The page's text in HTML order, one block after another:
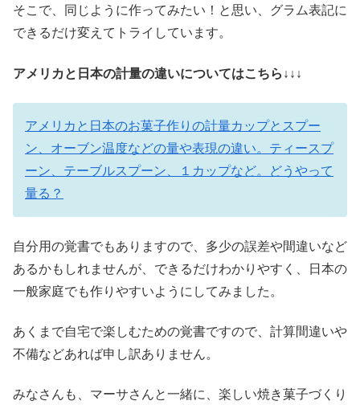
そこで、同じように作ってみたい！と思い、グラム表記に
できるだけ変えてトライしています。
アメリカと日本の計量の違いについてはこちら↓↓↓
アメリカと日本のお菓子作りの計量カップとスプー
ン、オーブン温度などの量や表現の違い。ティースプ
ーン、テーブルスプーン、１カップなど。どうやって
量る？
自分用の覚書でもありますので、多少の誤差や間違いなど
あるかもしれませんが、できるだけわかりやすく、日本の
一般家庭でも作りやすいようにしてみました。
あくまで自宅で楽しむための覚書ですので、計算間違いや
不備などあれば申し訳ありません。
みなさんも、マーサさんと一緒に、楽しい焼き菓子づくり